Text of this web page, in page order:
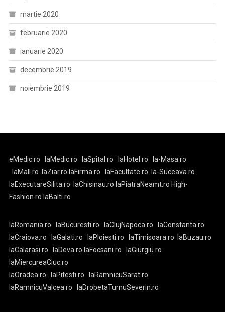
martie 2020
februarie 2020
ianuarie 2020
decembrie 2019
noiembrie 2019
eMedic.ro laMedic.ro laSpital.ro laHotel.ro
la-Masa.ro
laMall.ro
laZiar.ro laFirma.ro laFacultate.ro
la-Suceava.ro
laExecutareSilita.ro
laChisinau.ro laPiatraNeamt.ro High-
Fashion.ro laBalti.ro
laRomania.ro laBucuresti.ro laClujNapoca.ro
laConstanta.ro
laCraiova.ro
laGalati.ro laPloiesti.ro laTimisoara.ro
laBuzau.ro
laCalarasi.ro
laDeva.ro laFocsani.ro
laGiurgiu.ro
laMiercureaCiuc.ro
laOradea.ro
laPitesti.ro
laRamnicuSarat.ro
laRamnicuValcea.ro
laDrobetaTurnuSeverin.ro